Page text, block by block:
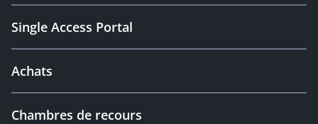
Single Access Portal
Achats
Chambres de recours